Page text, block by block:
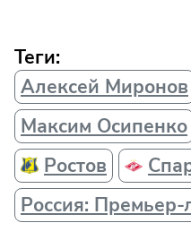
Теги:
Алексей Миронов
Максим Осипенко
Ростов
Россия: Премьер-